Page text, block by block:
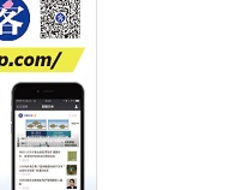
新类别，
托超导和
术强化碳